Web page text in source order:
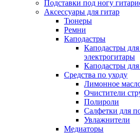
Подставки под ногу
Аксессуары для гитар
Тюнеры
Ремни
Каподастры
Каподастры
электрогитары
Каподастры
Средства по уходу
Лимонное
Очистители
Полироли
Салфетки для
Увлажнители
Медиаторы